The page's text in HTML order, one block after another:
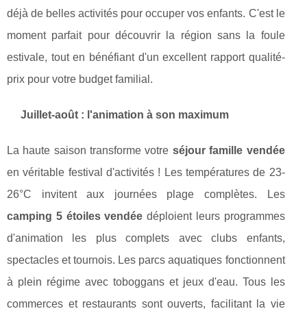
déjà de belles activités pour occuper vos enfants. C'est le
moment parfait pour découvrir la région sans la foule
estivale, tout en bénéfiant d'un excellent rapport qualité-
prix pour votre budget familial.
Juillet-août : l'animation à son maximum
La haute saison transforme votre séjour famille vendée
en véritable festival d'activités ! Les températures de 23-
26°C invitent aux journées plage complètes. Les
camping 5 étoiles vendée déploient leurs programmes
d'animation les plus complets avec clubs enfants,
spectacles et tournois. Les parcs aquatiques fonctionnent
à plein régime avec toboggans et jeux d'eau. Tous les
commerces et restaurants sont ouverts, facilitant la vie